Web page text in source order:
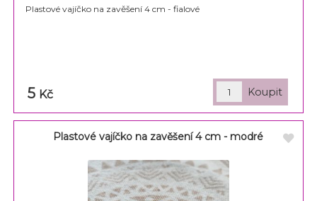
Plastové vajíčko na zavěšení 4 cm - fialové
5 Kč
Plastové vajíčko na zavěšení 4 cm - modré